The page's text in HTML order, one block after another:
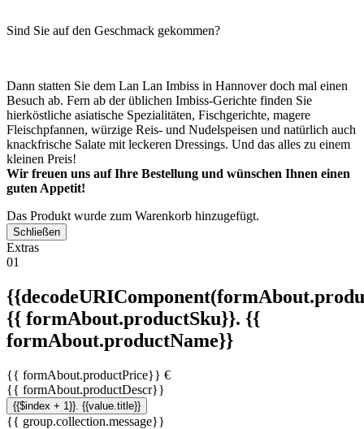
Sind Sie auf den Geschmack gekommen?
Dann statten Sie dem Lan Lan Imbiss in Hannover doch mal einen
Besuch ab. Fern ab der üblichen Imbiss-Gerichte finden Sie
hierköstliche asiatische Spezialitäten, Fischgerichte, magere
Fleischpfannen, würzige Reis- und Nudelspeisen und natürlich auch
knackfrische Salate mit leckeren Dressings. Und das alles zu einem
kleinen Preis!
Wir freuen uns auf Ihre Bestellung und wünschen Ihnen einen
guten Appetit!
Das Produkt wurde zum Warenkorb hinzugefügt.
Schließen
Extras
01
{{ formAbout.productSku}}. {{
formAbout.productName}}
{{ formAbout.productPrice}} €
{{ formAbout.productDescr}}
{{$index + 1}}. {{value.title}}
{{ group.collection.message}}